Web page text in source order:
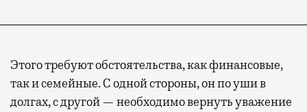
Этого требуют обстоятельства, как финансовые,
так и семейные. С одной стороны, он по уши в
долгах, с другой — необходимо вернуть уважение